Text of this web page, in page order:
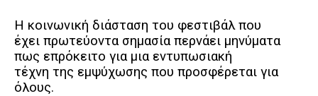
Η κοινωνική διάσταση του φεστιβάλ που
έχει πρωτεύοντα σημασία περνάει μηνύματα
πως επρόκειτο για μια εντυπωσιακή
τέχνη της εμψύχωσης που προσφέρεται για
όλους.